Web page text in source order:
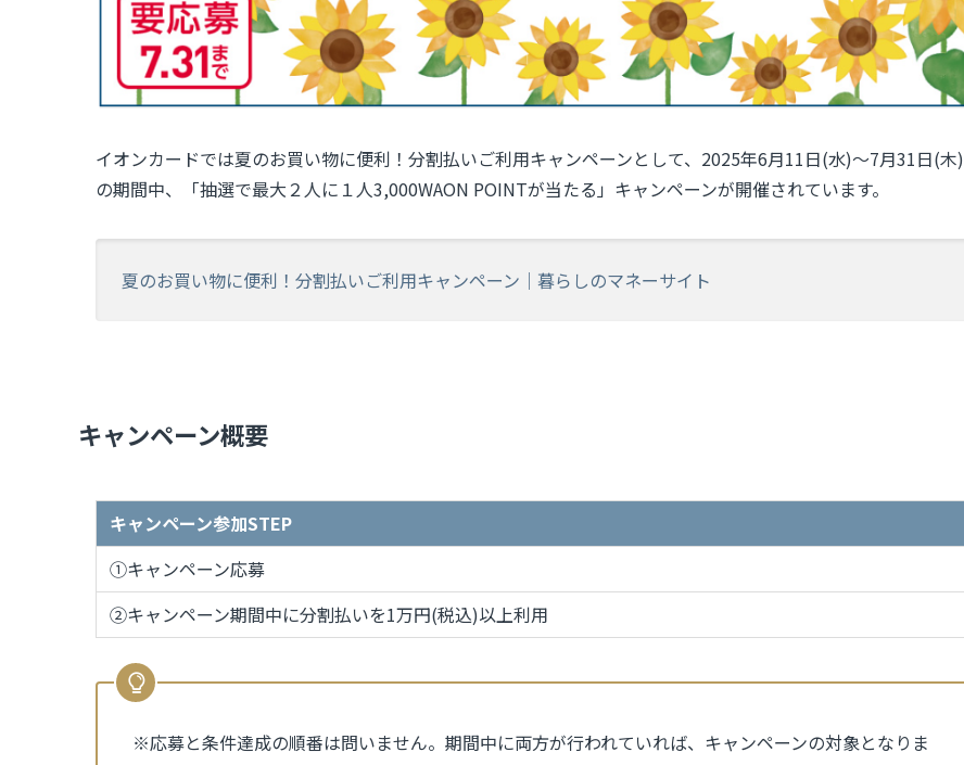
イオンカードでは夏のお買い物に便利！分割払いご利用キャンペーンとして、2025年6月11日(水)～7月31日(木)
の期間中、「抽選で最大２人に１人3,000WAON POINTが当たる」キャンペーンが開催されています。
夏のお買い物に便利！分割払いご利用キャンペーン｜暮らしのマネーサイト
キャンペーン概要
キャンペーン参加STEP
①キャンペーン応募
②キャンペーン期間中に分割払いを1万円(税込)以上利用
※応募と条件達成の順番は問いません。期間中に両方が行われていれば、キャンペーンの対象となりま